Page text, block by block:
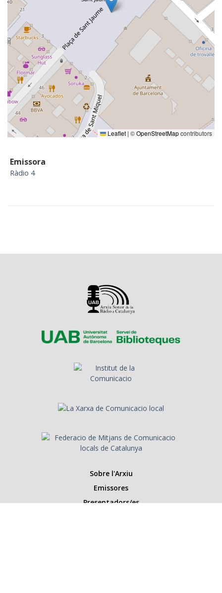
Leaflet | ©OpenStreetMapcontributors
Emissora
Ràdio 4
Sobre l'Arxiu
Emissores
Presentadors/es